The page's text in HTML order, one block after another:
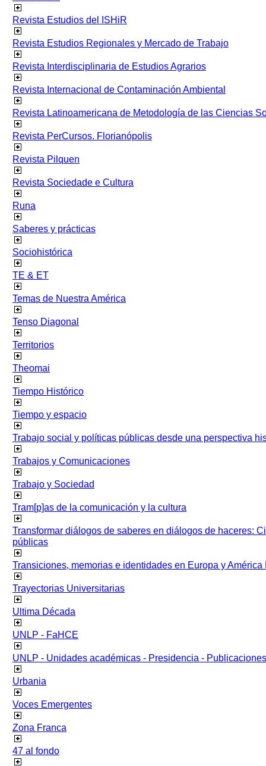
Revista Estudios del ISHiR
Revista Estudios Regionales y Mercado de Trabajo
Revista Interdisciplinaria de Estudios Agrarios
Revista Internacional de Contaminación Ambiental
Revista Latinoamericana de Metodología de las Ciencias
Revista PerCursos. Florianópolis
Revista Pilquen
Revista Sociedade e Cultura
Runa
Saberes y prácticas
Sociohistórica
TE & ET
Temas de Nuestra América
Tenso Diagonal
Territorios
Theomai
Tiempo Histórico
Tiempo y espacio
Trabajo social y políticas públicas desde una perspectiva
Trabajos y Comunicaciones
Trabajo y Sociedad
Tram[p]as de la comunicación y la cultura
Transformar diálogos de saberes en diálogos de haceres:
públicas
Transiciones, memorias e identidades en Europa y América
Trayectorias Universitarias
Ultima Década
UNLP - FaHCE
UNLP - Unidades académicas - Presidencia - Publicaciones
Urbania
Voces Emergentes
Zona Franca
47 al fondo